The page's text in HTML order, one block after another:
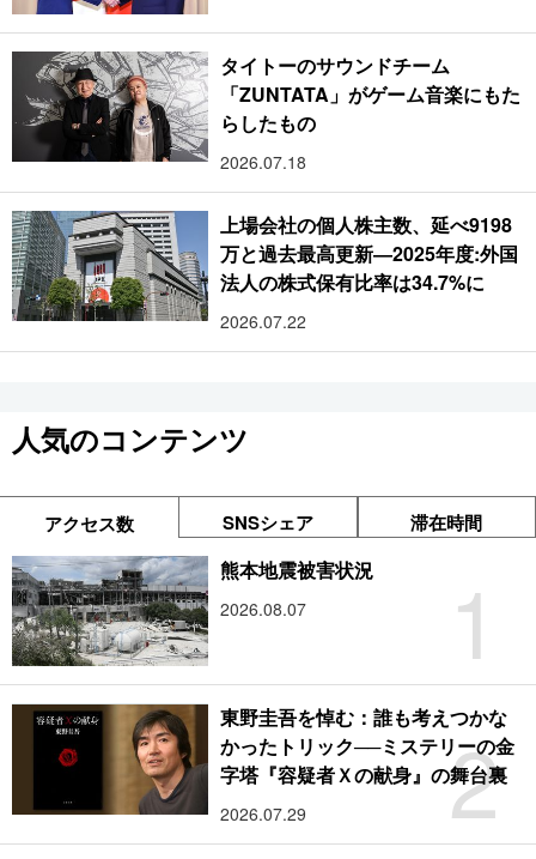
タイトーのサウンドチーム
「ZUNTATA」がゲーム音楽にもた
らしたもの
2026.07.18
上場会社の個人株主数、延べ9198
万と過去最高更新―2025年度:外国
法人の株式保有比率は34.7%に
2026.07.22
人気のコンテンツ
アクセス数 SNSシェア 滞在時間
1
熊本地震被害状況
2026.08.07
2
東野圭吾を悼む：誰も考えつかな
かったトリック──ミステリーの金
字塔『容疑者Ｘの献身』の舞台裏
2026.07.29